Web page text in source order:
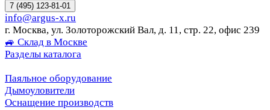
7 (495) 123-81-01
info@argus-x.ru
г. Москва, ул. Золоторожский Вал, д. 11, стр. 22, офис 239
🚙 Склад в Москве
Разделы каталога
Паяльное оборудование
Дымоуловители
Оснащение производств